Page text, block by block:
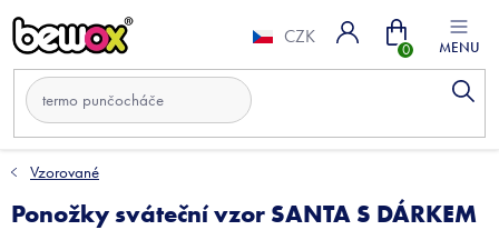
na
obsah
CZK Nákupní
Vzorované
Ponožky sváteční vzor SANTA S DÁRKEM